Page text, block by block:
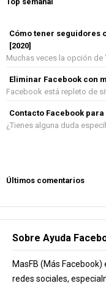
Cómo tener seguidores
[2020]
Muchas veces la opción de
Eliminar Facebook con
Facebook está repleto de
Contacto Facebook
¿Tienes alguna duda
Últimos comentarios
Sobre Ayuda
MasFB (Más
redes sociales,